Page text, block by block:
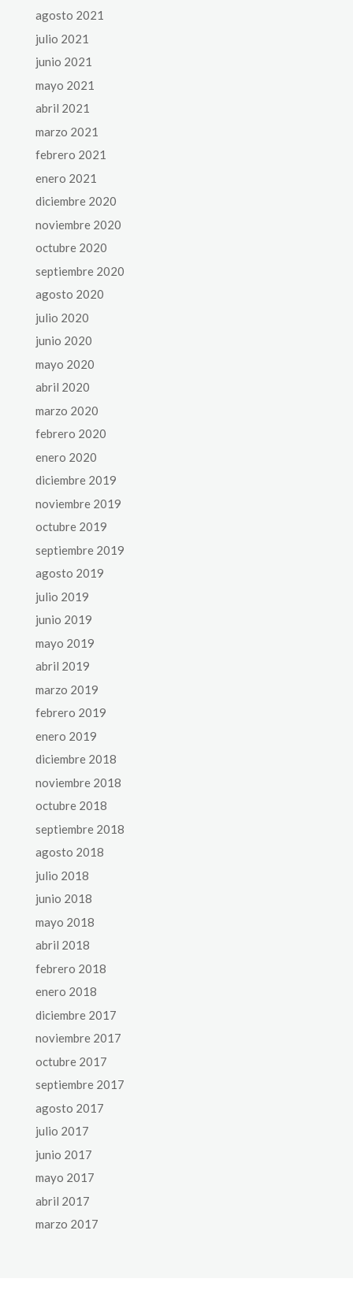
agosto 2021
julio 2021
junio 2021
mayo 2021
abril 2021
marzo 2021
febrero 2021
enero 2021
diciembre 2020
noviembre 2020
octubre 2020
septiembre 2020
agosto 2020
julio 2020
junio 2020
mayo 2020
abril 2020
marzo 2020
febrero 2020
enero 2020
diciembre 2019
noviembre 2019
octubre 2019
septiembre 2019
agosto 2019
julio 2019
junio 2019
mayo 2019
abril 2019
marzo 2019
febrero 2019
enero 2019
diciembre 2018
noviembre 2018
octubre 2018
septiembre 2018
agosto 2018
julio 2018
junio 2018
mayo 2018
abril 2018
febrero 2018
enero 2018
diciembre 2017
noviembre 2017
octubre 2017
septiembre 2017
agosto 2017
julio 2017
junio 2017
mayo 2017
abril 2017
marzo 2017